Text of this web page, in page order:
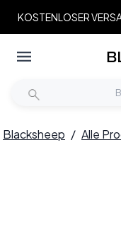
KOSTENLOSER
Blacksheep / Alle